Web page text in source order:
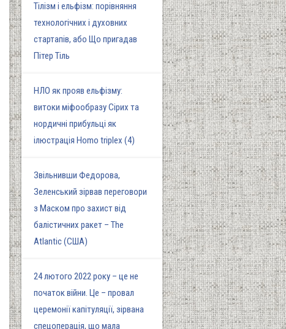
Тілізм і ельфізм: порівняння
технологічних і духовних
стартапів, або Що пригадав
Пітер Тіль
НЛО як прояв ельфізму:
витоки міфообразу Сірих та
нордичні прибульці як
ілюстрація Homo triplex (4)
Звільнивши Федорова,
Зеленський зірвав переговори
з Маском про захист від
балістичних ракет – The
Atlantic (США)
24 лютого 2022 року – це не
початок війни. Це – провал
церемонії капітуляції, зірвана
спецоперація, що мала